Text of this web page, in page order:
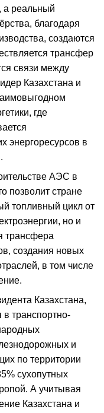
а реальный
благодаря
создаются
трансфер
связи между
Казахстана и
где
энергоресурсов в
АЭС в
позволит стране
топливный цикл от
но и
трансфера
создания новых
в том числе
Казахстана,
в транспортно-
и
по территории
сухопутных
А учитывая
Казахстана и